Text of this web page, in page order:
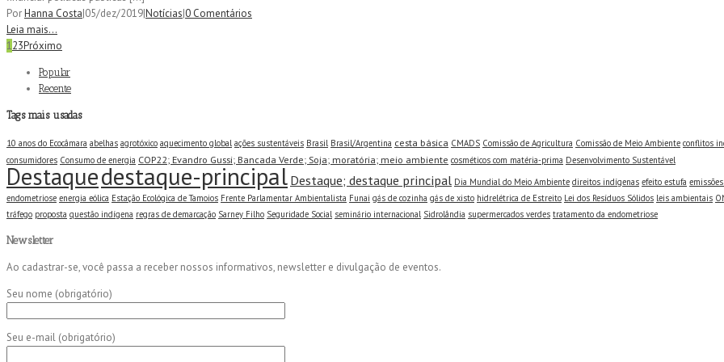
PorHanna Costa|05/dez/2019|Notícias|0 Comentários
Leia mais...
123Próximo
Popular
Recente
Tags mais usadas
10 anos do Ecocâmara abelhas agrotóxico aquecimento global ações sustentáveis Brasil Brasil/Argentina cesta básica CMADS Comissão de Agricultura Comissão de Meio Ambiente conflitos
consumidores Consumo de energia COP22; Evandro Gussi; Bancada Verde; Soja; moratória; meio ambiente cosméticos com matéria-prima Desenvolvimento Sustentável
Destaquedestaque-principalDestaque; destaque principal Dia Mundial do Meio Ambiente direitos indígenas efeito estufa
endometriose energia eólica Estação Ecológica de Tamoios Frente Parlamentar Ambientalista Funai gás de cozinha gás de xisto hidrelétrica de Estreito Lei dos Resíduos Sólidos leis ambientais
tráfego proposta questão indígena regras de demarcação Sarney Filho Seguridade Social seminário internacional Sidrolândia supermercados verdes tratamento da endometriose
Newsletter
Ao cadastrar-se, você passa a receber nossos informativos, newsletter e divulgação de eventos.
Seu nome (obrigatório)
Seu e-mail (obrigatório)